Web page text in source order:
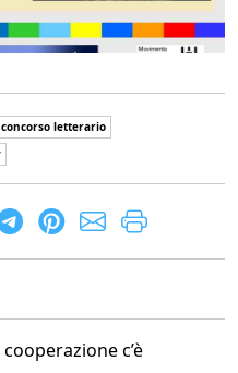
concorso letterario
c’è